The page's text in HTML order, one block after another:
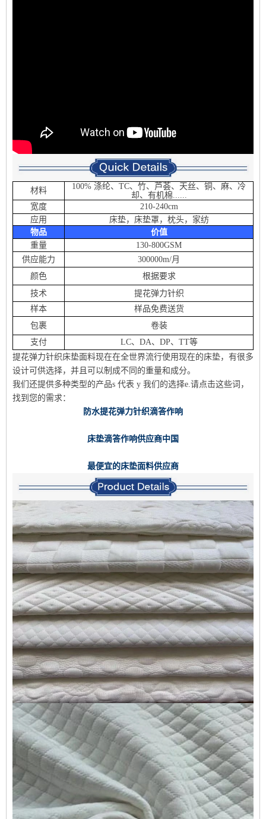
材料
100% 涤纶、TC、竹、芦荟、天丝、铜、麻、冷
却、有机棉......
宽度
210-240cm
应用
床垫，床垫罩，枕头，家纺
物品
价值
重量
130-800GSM
供应能力
300000m/月
颜色
根据要求
技术
提花弹力针织
样本
样品免费送货
包裹
卷装
支付
LC、DA、DP、TT等
提花弹力针织床垫面料现在在全世界流行使用现在的床垫，有很多
设计可供选择，并且可以制成不同的重量和成分。
我们还提供多种类型的产品s 代表 y 我们的选择e.请点击这些词，
找到您的需求：
防水提花弹力针织滴答作响
床垫滴答作响供应商中国
最便宜的床垫面料供应商